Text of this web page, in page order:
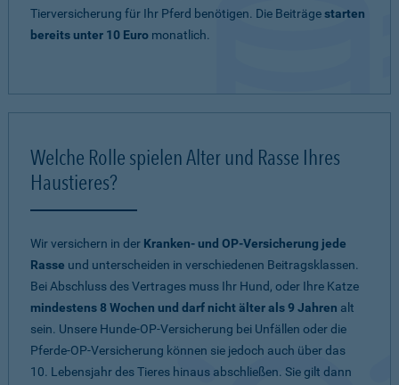
Tierversicherung für Ihr Pferd benötigen. Die Beiträgestarten
bereits unter 10 Euro monatlich.
Welche Rolle spielen Alter und Rasse Ihres
Haustieres?
Wir versichern in der Kranken- und OP-Versicherung jede
Rasse und unterscheiden in verschiedenen Beitragsklassen.
Bei Abschluss des Vertrages muss Ihr Hund, oder Ihre Katze
mindestens 8 Wochen und darf nicht älter als 9 Jahren alt
sein. Unsere Hunde-OP-Versicherung bei Unfällen oder die
Pferde-OP-Versicherung können sie jedoch auch über das
10. Lebensjahr des Tieres hinaus abschließen. Sie gilt dann